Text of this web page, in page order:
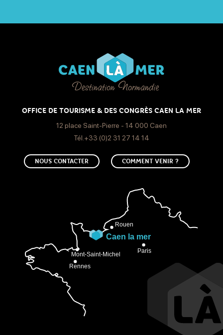
OFFICE DE TOURISME & DES CONGRÈS CAEN LA MER
12 place Saint-Pierre - 14 000 Caen
Tél.+33 (0)2 31 27 14 14
NOUS CONTACTER COMMENT VENIR ?